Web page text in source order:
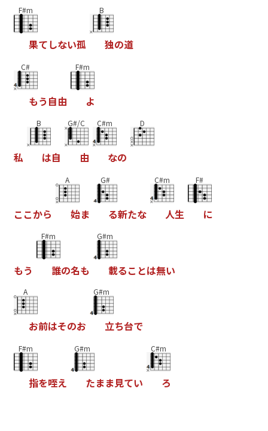
F#m
果てしない孤
B
独の道
C#
もう 自由
F#m
よ
私
B
は自
G#/C
由
C#m
なの
D
こ こから
A
始ま
G#
る新たな
C#m
人生
F#
に
もう
F#m
誰の名も
G#m
載るこ とは無い
A
お前はそのお
G#m
立ち台で
F#m
指を咥え
G#m
たまま見てい
C#m
ろ